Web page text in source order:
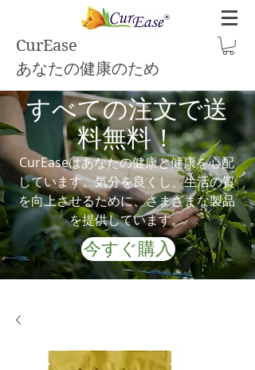
CurEase
あなたの健康のため
すべての注文で送
料無料！
CurEaseはあなたの健康と健康を心配
しています。気分を良くし、生活の質
を向上させるために、さまざまな製品
を提供しています。
今すぐ購入